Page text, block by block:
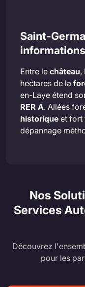
Saint-
Entre le château,
hectares de la
en-Laye étend
RER A. Allées
historique et fort
dépannage
Nos
Services
Découvrez
pour les